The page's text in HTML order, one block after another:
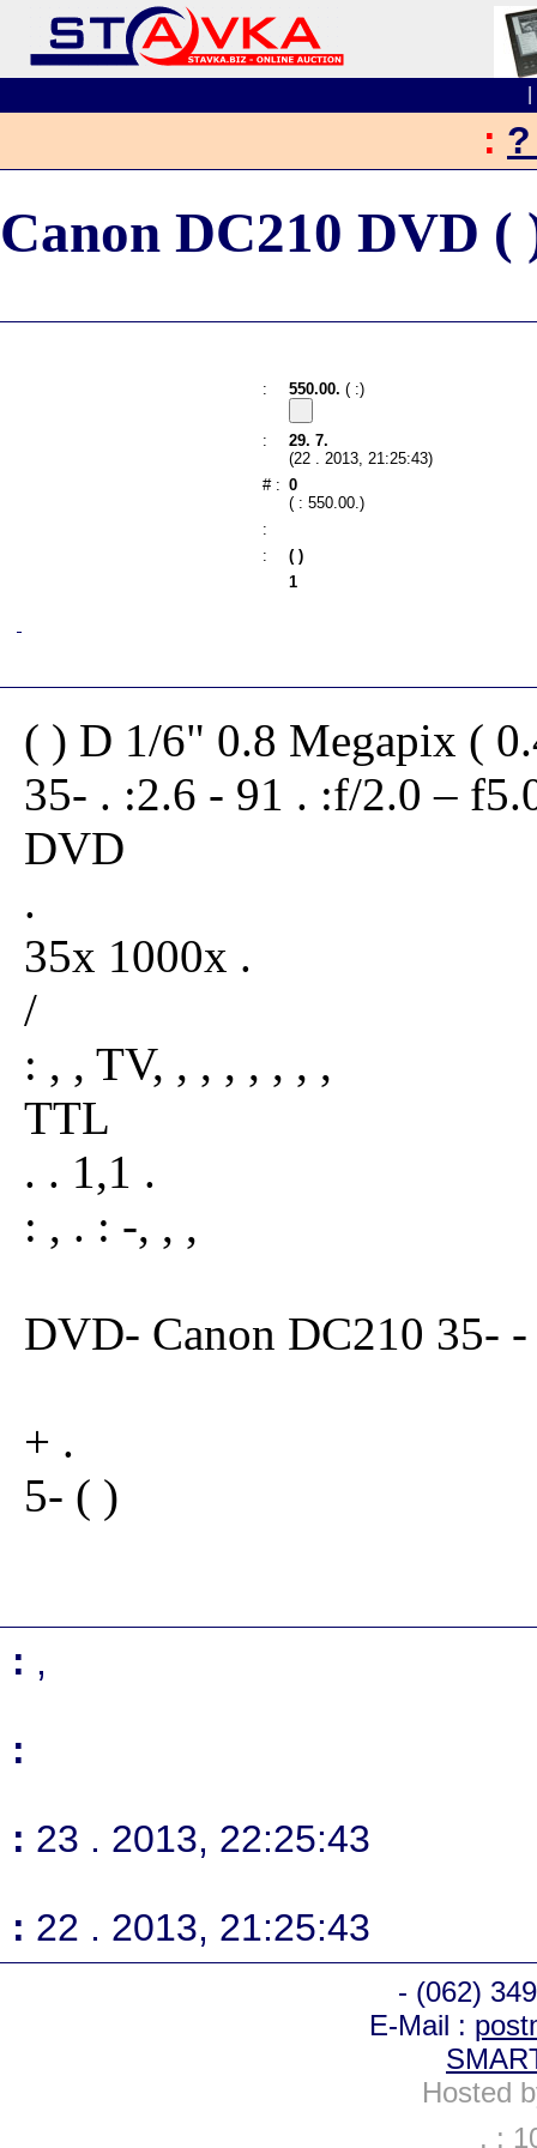
:
Canon DC210 DVD (
: 550.00. ( :)
:
29. 7.
(22 . 2013, 21:25:43)
# : 0
( : 550.00.)
:
:
( )
1
( ) D 1/6" 0.8 Megapix (
35- . :2.6 - 91 . :f/2.0 –
DVD
.
35x 1000x .
/
: , , TV, , , , , , , ,
TTL
. . 1,1 .
: , . : -, , ,
DVD- Canon DC210 35- -
+ .
5- ( )
: ,
:
: 23 . 2013, 22:25:43
: 22 . 2013, 21:25:43
- (062)
E-Mail :
Hosted
. :